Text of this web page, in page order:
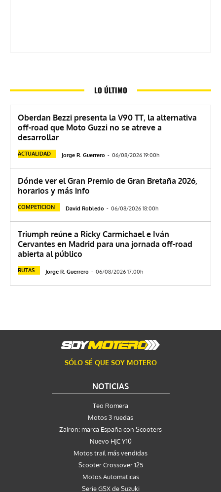
LO ÚLTIMO
Oberdan Bezzi presenta la V90 TT, la alternativa
off-road que Moto Guzzi no se atreve a
desarrollar
ACTUALIDAD Jorge R. Guerrero - 06/08/2026 19:00h
Dónde ver el Gran Premio de Gran Bretaña 2026,
horarios y más info
COMPETICION David Robledo - 06/08/2026 18:00h
Triumph reúne a Ricky Carmichael e Iván
Cervantes en Madrid para una jornada off-road
abierta al público
RUTAS Jorge R. Guerrero - 06/08/2026 17:00h
SÓLO SÉ QUE SOY MOTERO
NOTICIAS
Teo Romera
Motos 3 ruedas
Zairon: marca España con Scooters
Nuevo HJC Y10
Motos trail más vendidas
Scooter Crossover 125
Motos Automaticas
Serie GSX de Suzuki